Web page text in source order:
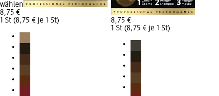
wählen
8,75 €
1 St (8,75 € je 1 St)
8,75 €
1 St (8,75 € je 1 St)